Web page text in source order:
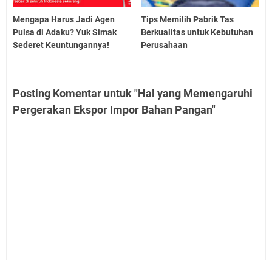
Mengapa Harus Jadi Agen
Pulsa di Adaku? Yuk Simak
Sederet Keuntungannya!
Tips Memilih Pabrik Tas
Berkualitas untuk Kebutuhan
Perusahaan
Posting Komentar untuk "Hal yang Memengaruhi
Pergerakan Ekspor Impor Bahan Pangan"